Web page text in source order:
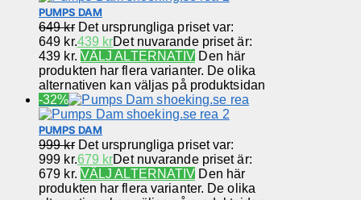
PUMPS DAM
649kr Det ursprungliga priset var:
649 kr.439 krDet nuvarande priset är:
439 kr. VÄLJ ALTERNATIV Den här
produkten har flera varianter. De olika
alternativen kan väljas på produktsidan
-32%
PUMPS DAM
999kr Det ursprungliga priset var:
999 kr.679 krDet nuvarande priset är:
679 kr. VÄLJ ALTERNATIV Den här
produkten har flera varianter. De olika